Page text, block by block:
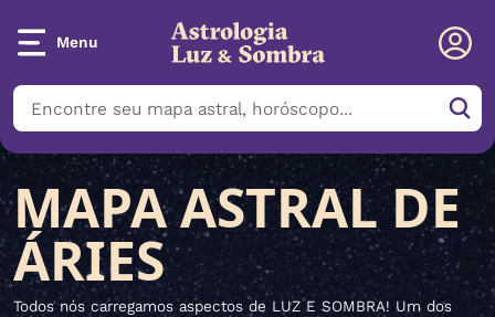
Menu
MAPA ASTRAL DE
ÁRIES
Todos nós carregamos aspectos de LUZ E SOMBRA! Um dos